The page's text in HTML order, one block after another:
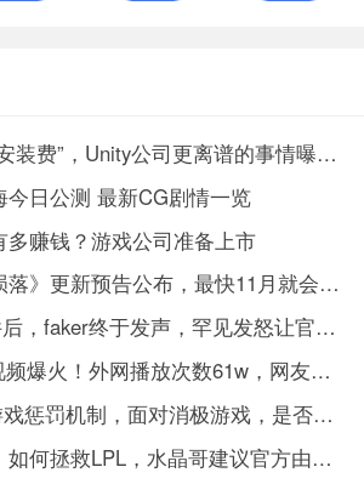
安装引擎要交“安装费”，Unity公司更离谱的事情曝光了
今日公测 最新CG剧情一览
多赚钱？游戏公司准备上市
《卧龙：苍天陨落》更新预告公布，最快11月就会上线更新
LPL科目四事件后，faker终于发声，罕见发怒让官方解决
Bin踢ON椅子视频爆火！外网播放次数61w，网友：坏事传千里
LOL总监讨论游戏惩罚机制，面对消极游戏，是否要永久封机器？
还是得靠老头！如何拯救LPL，水晶哥建议官方由观众投票让老头复出打比赛